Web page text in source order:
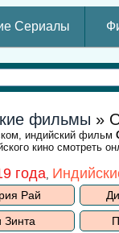
Сериалы
фильмы »
индийский фильм
кино смотреть
года,
Рай
Зинта